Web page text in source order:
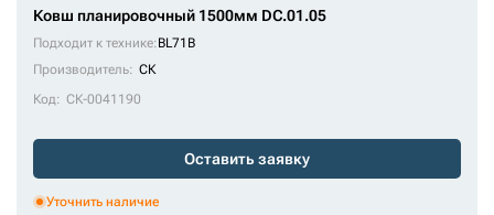
Ковш планировочный 1500мм DC.01.05
Подходит к технике:BL71B
Производитель: СК
Код: СК-0041190
Оставить заявку
Уточнить наличие